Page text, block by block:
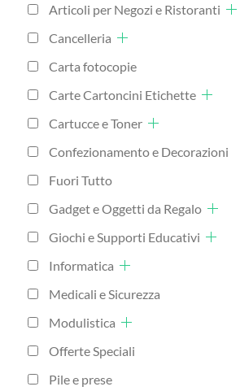
Articoli per Negozi e Ristoranti
Cancelleria
Carta fotocopie
Carte Cartoncini Etichette
Cartucce e Toner
Confezionamento e Decorazioni
Fuori Tutto
Gadget e Oggetti da Regalo
Giochi e Supporti Educativi
Informatica
Medicali e Sicurezza
Modulistica
Offerte Speciali
Pile e prese